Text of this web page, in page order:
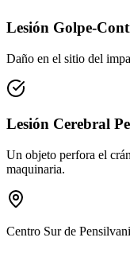
Lesión Golpe-
Daño en el sitio del
Lesión Cerebral
Un objeto perfora el
maquinaria.
Centro Sur de